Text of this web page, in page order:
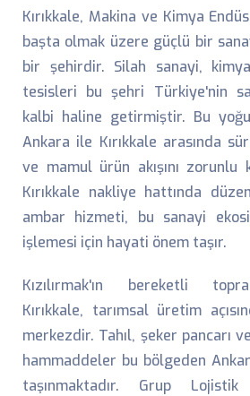
Kırıkkale, Makina ve Kimya
başta olmak üzere güçlü bir
bir şehirdir. Silah sanayi,
tesisleri bu şehri Türkiye'nin
kalbi haline getirmiştir. Bu
Ankara ile Kırıkkale arasında
ve mamul ürün akışını zorunlu
Kırıkkale nakliye hattında
ambar hizmeti, bu sanayi
işlemesi için hayati önem taşır.
Kızılırmak'ın bereketli
Kırıkkale, tarımsal üretim
merkezdir. Tahıl, şeker pancarı
hammaddeler bu bölgeden
taşınmaktadır. Grup